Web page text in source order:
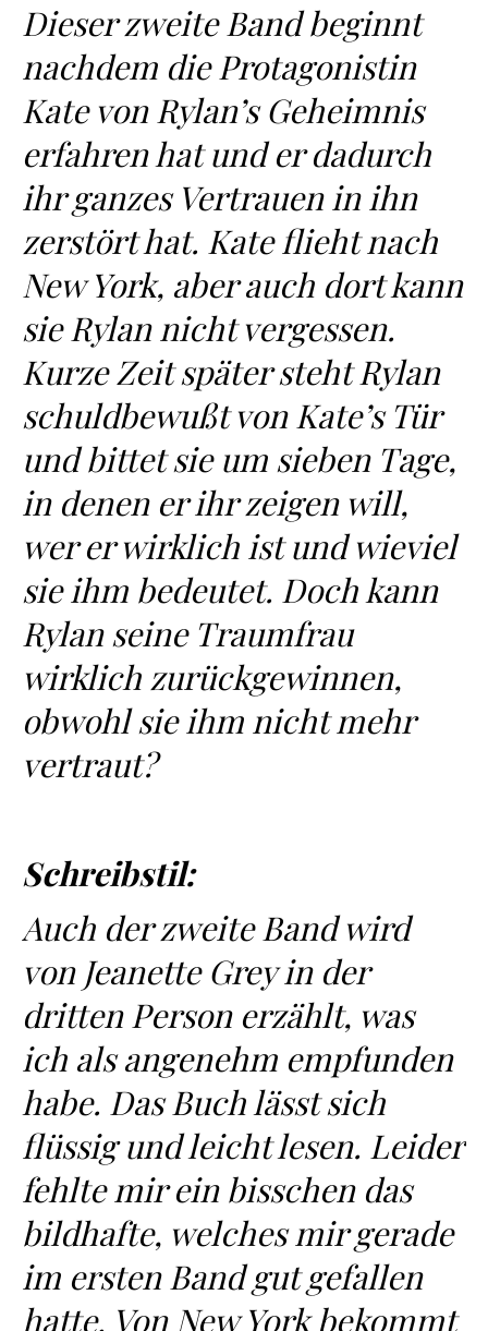
Dieser zweite Band beginnt
nachdem die Protagonistin
Kate von Rylan’s Geheimnis
erfahren hat und er dadurch
ihr ganzes Vertrauen in ihn
zerstört hat. Kate flieht nach
New York, aber auch dort kann
sie Rylan nicht vergessen.
Kurze Zeit später steht Rylan
schuldbewußt von Kate’s Tür
und bittet sie um sieben Tage,
in denen er ihr zeigen will,
wer er wirklich ist und wieviel
sie ihm bedeutet. Doch kann
Rylan seine Traumfrau
wirklich zurückgewinnen,
obwohl sie ihm nicht mehr
vertraut?
Schreibstil:
Auch der zweite Band wird
von Jeanette Grey in der
dritten Person erzählt, was
ich als angenehm empfunden
habe. Das Buch lässt sich
flüssig und leicht lesen. Leider
fehlte mir ein bisschen das
bildhafte, welches mir gerade
im ersten Band gut gefallen
hatte. Von New York bekommt